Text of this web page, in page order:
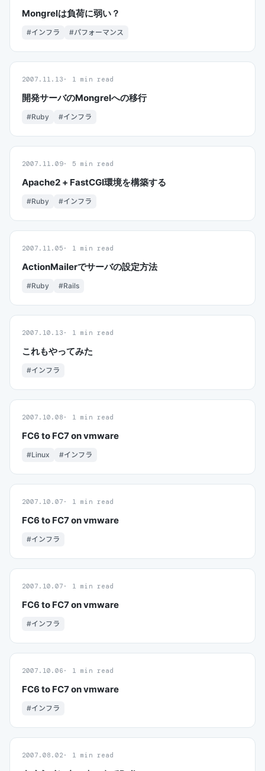
Mongrelは負荷に弱い？
#インフラ #パフォーマンス
2007.11.13 1 min read
開発サーバのMongrelへの移行
#Ruby #インフラ
2007.11.09 5 min read
Apache2 + FastCGI環境を構築する
#Ruby #インフラ
2007.11.05 1 min read
ActionMailerでサーバの設定方法
#Ruby #Rails
2007.10.13 1 min read
これもやってみた
#インフラ
2007.10.08 1 min read
FC6 to FC7 on vmware
#Linux #インフラ
2007.10.07 1 min read
FC6 to FC7 on vmware
#インフラ
2007.10.07 1 min read
FC6 to FC7 on vmware
#インフラ
2007.10.06 1 min read
FC6 to FC7 on vmware
#インフラ
2007.08.02 1 min read